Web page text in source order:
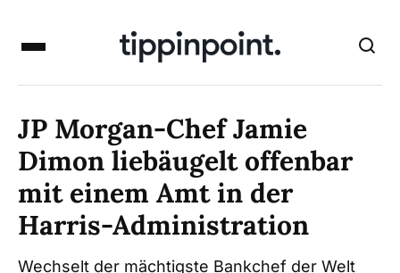
JP Morgan-Chef Jamie
Dimon liebäugelt offenbar
mit einem Amt in der
Harris-Administration
Wechselt der mächtigste Bankchef der Welt